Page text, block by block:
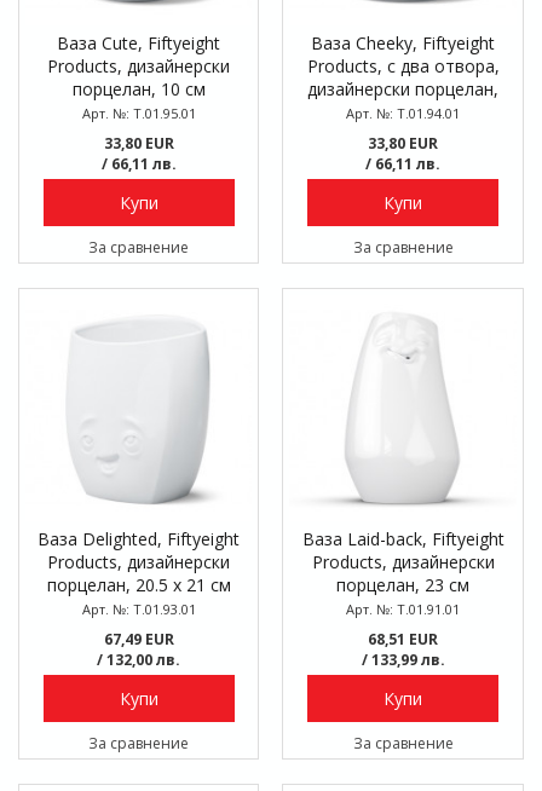
Ваза Cute, Fiftyeight
Products, дизайнерски
порцелан, 10 см
Арт. №: T.01.95.01
33,80 EUR
/ 66,11 лв.
Купи
За сравнение
Ваза Cheeky, Fiftyeight
Products, с два отвора,
дизайнерски порцелан,
10 см
Арт. №: T.01.94.01
33,80 EUR
/ 66,11 лв.
Купи
За сравнение
Ваза Delighted, Fiftyeight
Products, дизайнерски
порцелан, 20.5 х 21 см
Арт. №: T.01.93.01
67,49 EUR
/ 132,00 лв.
Купи
За сравнение
Ваза Laid-back, Fiftyeight
Products, дизайнерски
порцелан, 23 см
Арт. №: T.01.91.01
68,51 EUR
/ 133,99 лв.
Купи
За сравнение